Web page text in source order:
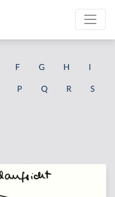
F G H I
P Q R S